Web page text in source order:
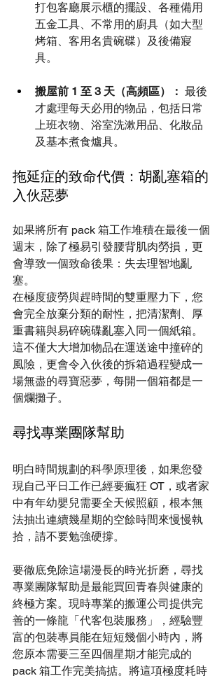
打包客廳展示櫃的擺設、各種備用
五金工具、不常用的廚具（如大型
烤箱、客用名貴碗碟）及後備寢
具。
搬屋前 1 至 3 天（高頻區）： 最後
才處理每天必用的物品，包括日常
上班衣物、浴室洗漱用品、化妝品
及基本煮食爐具。
拖延症的致命代價：胡亂塞箱的
入伙惡夢
如果將所有 pack 箱工作堆積在最後一個
週末，除了極易引發腰背肌肉勞損，更
會導致一個致命後果：失去理智地亂
塞。
在極度疲勞與趕時間的雙重壓力下，您
會完全放棄分類的耐性，把清潔劑、厚
重書籍與易碎碗碟亂塞入同一個紙箱。
這不僅大大增加物品在運送途中撞碎的
風險，更會令入伙後的拆箱過程變成一
場無盡的尋寶惡夢，每開一個箱都是一
個爛攤子。
尋找專業團隊幫助
明白時間規劃的科學原理後，如果您發
現自己平日工作已經要瘋狂 OT，或者家
中有年幼嬰兒需要全天候照顧，根本無
法抽出連續幾星期的空餘時間來慢慢執
拾，請不要勉強硬撐。
要徹底免除這場漫長的時光折磨，尋找
專業團隊幫助是最能買回青春與健康的
終極方案。現時專業的搬運公司提供完
善的一條龍「代客包裝服務」，經驗豐
富的包裝專員能在短短幾個小時內，將
您原本需要三至四個星期才能完成的
pack 箱工作完美搞掂。將這項極度耗時